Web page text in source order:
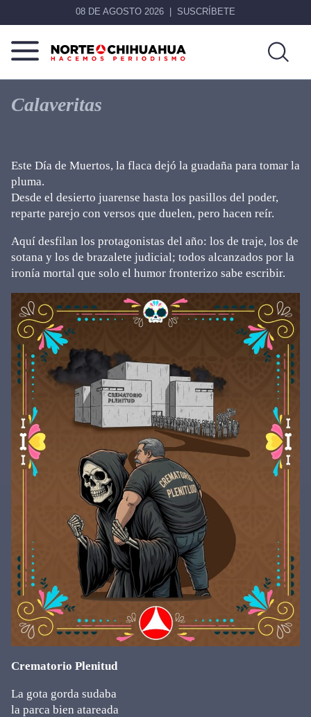
08 DE AGOSTO 2026 SUSCRÍBETE
Norte
Chihuahua
Más
que
noticias,
Calaveritas
Este Día de Muertos, la flaca dejó la guadaña para tomar la
pluma.
Desde el desierto juarense hasta los pasillos del poder,
reparte parejo con versos que duelen, pero hacen reír.
Aquí desfilan los protagonistas del año: los de traje, los de
sotana y los de brazalete judicial; todos alcanzados por la
ironía mortal que solo el humor fronterizo sabe escribir.
Crematorio Plenitud
La gota gorda sudaba
la parca bien atareada